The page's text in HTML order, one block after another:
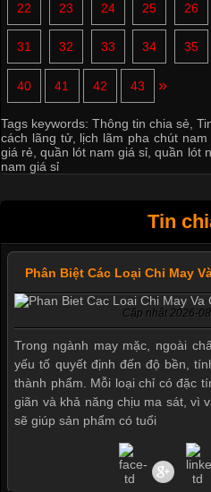
22 23 24 25 26
31 32 33 34 35
40 41 42 43 »
Tags keywords:Thông tin chia sẻ ,
cách lãng tử, lịch lãm pha chút nam
giá rẻ ,quần lót nam giá sỉ ,quần lót
nam giá sỉ
Tin
Phân Biệt Các Loại Chỉ May
Cập nhật 2026-
Trong ngành may mặc, ngoài
yếu tố quyết định đến độ bền,
thành phẩm. Mỗi loại chỉ có đặc
giãn và khả năng chịu ma sát, vì
sẽ giúp sản phẩm có tuổi